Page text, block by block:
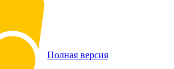
Полная версия